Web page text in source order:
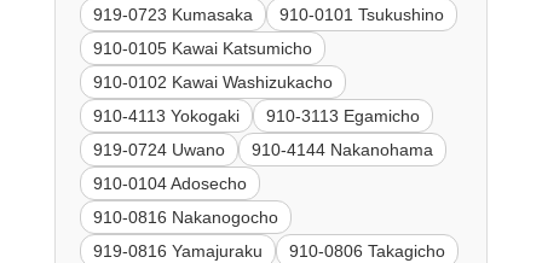
919-0723 Kumasaka
910-0101 Tsukushino
910-0105 Kawai Katsumicho
910-0102 Kawai Washizukacho
910-4113 Yokogaki
910-3113 Egamicho
919-0724 Uwano
910-4144 Nakanohama
910-0104 Adosecho
910-0816 Nakanogocho
919-0816 Yamajuraku
910-0806 Takagicho